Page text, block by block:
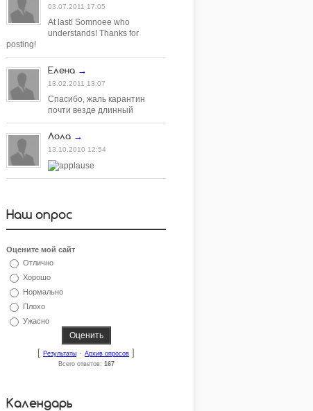
03.07.2011 17:05
At last! Somnoee who
understands! Thanks for
posting!
Елена →
13.02.2011 13:07
Спасибо, жаль карантин
почти везде длинный
Лола →
13.10.2010 12:54
Наш опрос
Оцените мой сайт
Отлично
Хорошо
Нормально
Плохо
Ужасно
[ Результаты · Архив опросов ]
Всего ответов: 167
Календарь